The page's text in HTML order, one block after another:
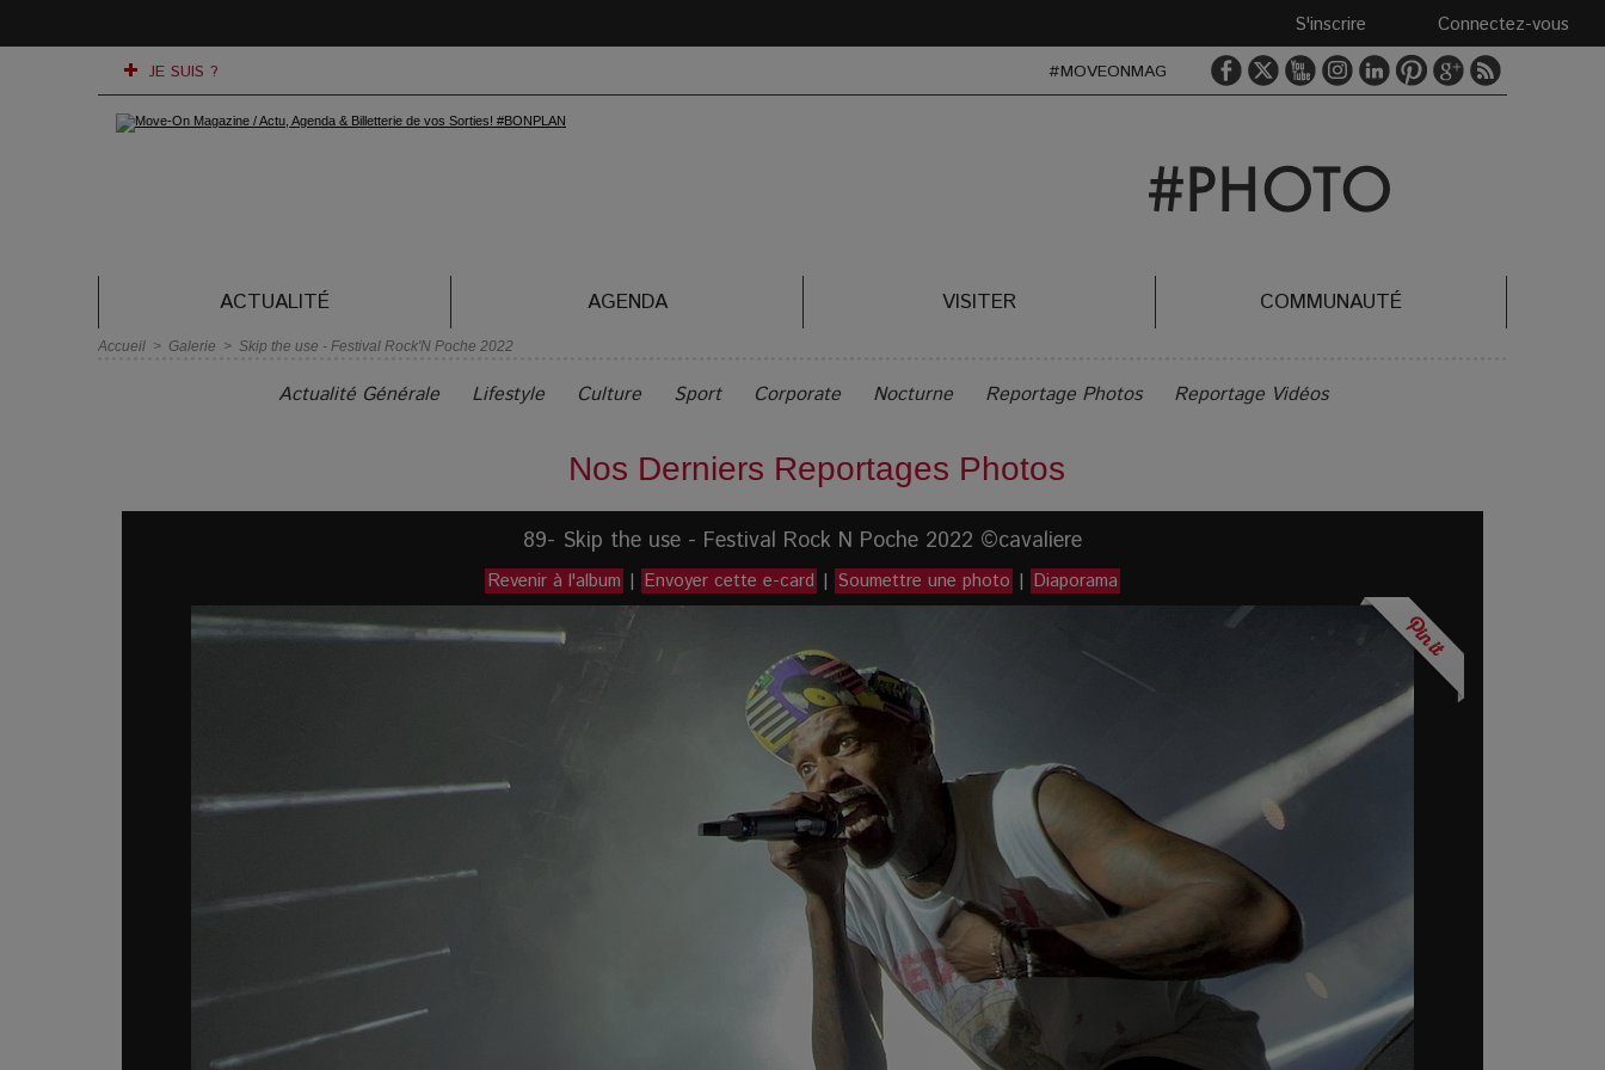
Connectez-vous
S'inscrire
JE SUIS ? #MOVEONMAG
ACTUALITÉ AGENDA VISITER COMMUNAUTÉ
Accueil > Galerie > Skip the use - Festival Rock'N Poche 2022
Actualité Générale Lifestyle Culture Sport Corporate Nocturne Reportage Photos Reportage Vidéos
Nos Derniers Reportages Photos
89- Skip the use - Festival Rock N Poche 2022 ©cavaliere
Revenir à l'album | Envoyer cette e-card | Soumettre une photo | Diaporama